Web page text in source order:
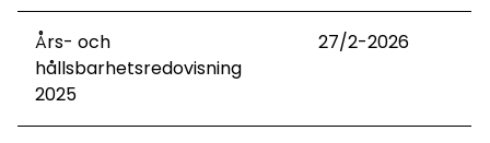
Års- och
hållsbarhetsredovisning
2025
27/2-2026